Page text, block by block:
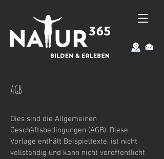
AGB
Dies sind die Allgemeinen
Geschäftsbedingungen (AGB). Diese
Vorlage enthält Beispieltexte, ist nicht
vollständig und kann nicht veröffentlicht